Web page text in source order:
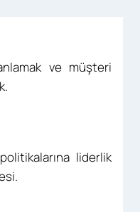
ve müşteri
liderlik